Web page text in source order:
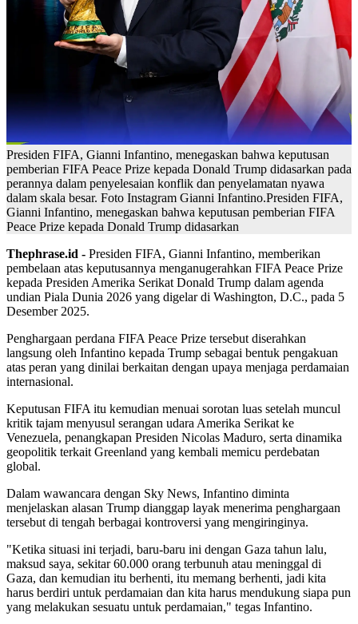
Presiden FIFA, Gianni Infantino, menegaskan bahwa keputusan
pemberian FIFA Peace Prize kepada Donald Trump didasarkan pada
perannya dalam penyelesaian konflik dan penyelamatan nyawa
dalam skala besar. Foto Instagram Gianni Infantino.Presiden FIFA,
Gianni Infantino, menegaskan bahwa keputusan pemberian FIFA
Peace Prize kepada Donald Trump didasarkan
Thephrase.id - Presiden FIFA, Gianni Infantino, memberikan
pembelaan atas keputusannya menganugerahkan FIFA Peace Prize
kepada Presiden Amerika Serikat Donald Trump dalam agenda
undian Piala Dunia 2026 yang digelar di Washington, D.C., pada 5
Desember 2025.
Penghargaan perdana FIFA Peace Prize tersebut diserahkan
langsung oleh Infantino kepada Trump sebagai bentuk pengakuan
atas peran yang dinilai berkaitan dengan upaya menjaga perdamaian
internasional.
Keputusan FIFA itu kemudian menuai sorotan luas setelah muncul
kritik tajam menyusul serangan udara Amerika Serikat ke
Venezuela, penangkapan Presiden Nicolas Maduro, serta dinamika
geopolitik terkait Greenland yang kembali memicu perdebatan
global.
Dalam wawancara dengan Sky News, Infantino diminta
menjelaskan alasan Trump dianggap layak menerima penghargaan
tersebut di tengah berbagai kontroversi yang mengiringinya.
"Ketika situasi ini terjadi, baru-baru ini dengan Gaza tahun lalu,
maksud saya, sekitar 60.000 orang terbunuh atau meninggal di
Gaza, dan kemudian itu berhenti, itu memang berhenti, jadi kita
harus berdiri untuk perdamaian dan kita harus mendukung siapa pun
yang melakukan sesuatu untuk perdamaian," tegas Infantino.